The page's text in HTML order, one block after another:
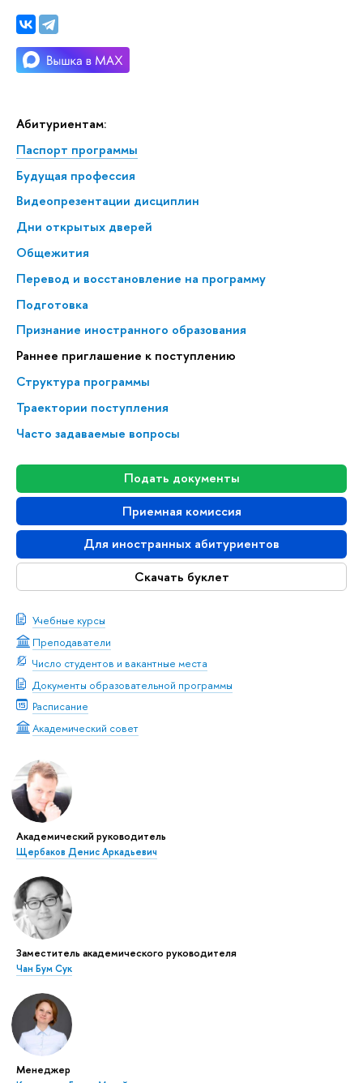
Абитуриентам:
Паспорт программы
Будущая профессия
Видеопрезентации дисциплин
Дни открытых дверей
Общежития
Перевод и восстановление на программу
Подготовка
Признание иностранного образования
Раннее приглашение к поступлению
Структура программы
Траектории поступления
Часто задаваемые вопросы
Подать документы
Приемная комиссия
Для иностранных абитуриентов
Скачать буклет
Учебные курсы
Преподаватели
Число студентов и вакантные места
Документы образовательной программы
Расписание
Академический совет
Академический руководитель
Щербаков Денис Аркадьевич
Заместитель академического руководителя
Чан Бум Сук
Менеджер